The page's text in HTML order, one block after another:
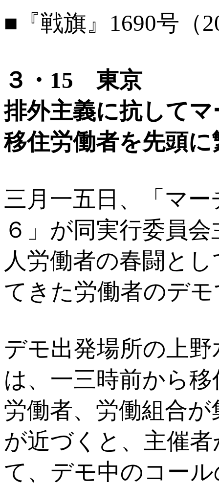
■『戦旗』1690号（
３・15 東京
排外主義に抗して
移住労働者を先頭
三月一五日、「マ
６」が同実行委員
人労働者の春闘と
てきた労働者のデ
デモ出発場所の上
は、一三時前から
労働者、労働組合
が近づくと、主催
て、デモ中のコー